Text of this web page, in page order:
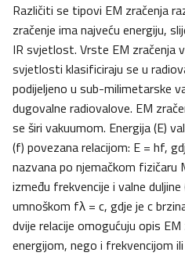
Različiti se tipovi EM zračenja
zračenje ima najveću energiju,
IR svjetlost. Vrste EM zračenja
svjetlosti klasificiraju se u
podijeljeno u sub-milimetarske
dugovalne radiovalove. EM
se širi vakuumom. Energija (E)
(f) povezana relacijom: E = hf,
nazvana po njemačkom fizičaru
između frekvencije i valne duljine
umnoškom fλ = c, gdje je c
dvije relacije omogućuju opis
energijom, nego i frekvencijom